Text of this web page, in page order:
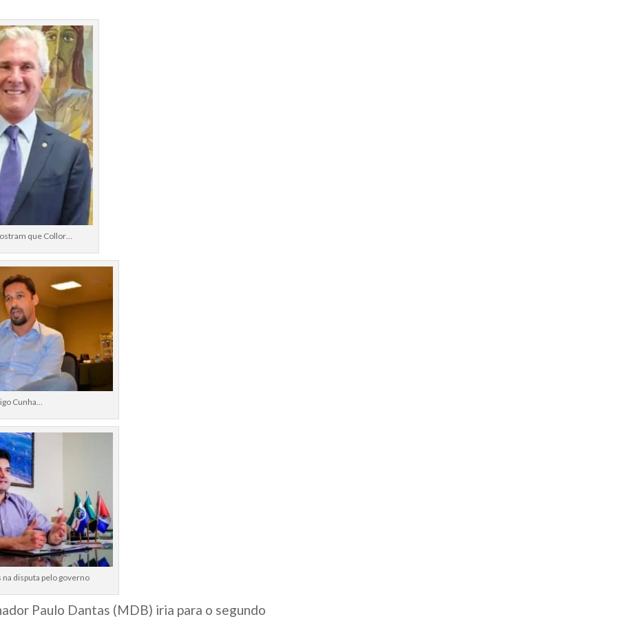
que Collor…
Cunha…
na disputa pelo governo
Paulo Dantas (MDB) iria para o segundo